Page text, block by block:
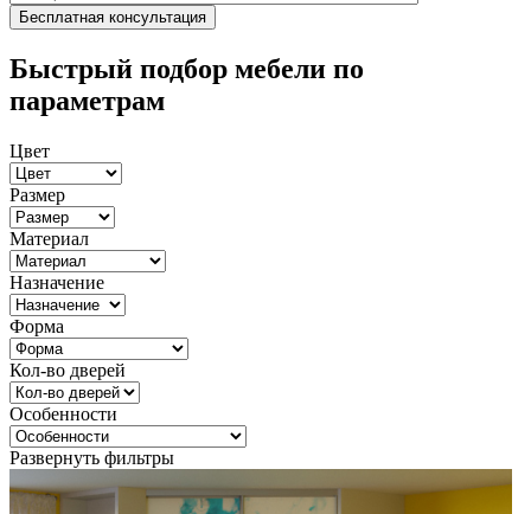
Быстрый подбор мебели по
параметрам
Цвет
Размер
Материал
Назначение
Форма
Кол-во дверей
Особенности
Развернуть фильтры